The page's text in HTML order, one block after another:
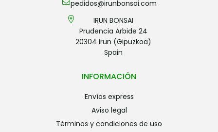
pedidos@irunbonsai.com
IRUN BONSAI
Prudencia Arbide 24
20304 Irun (Gipuzkoa)
Spain
INFORMACIÓN
envíos express
aviso legal
términos y condiciones de uso